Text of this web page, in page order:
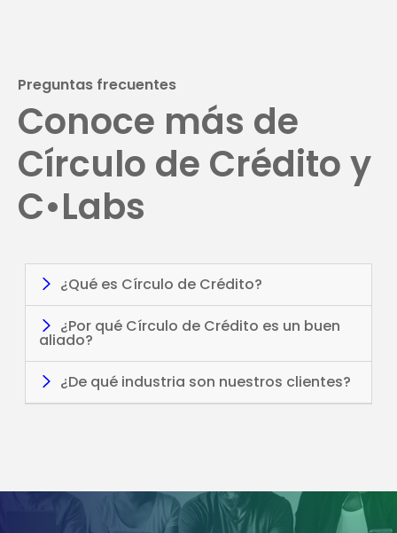
Preguntas frecuentes​
Conoce más de
Círculo de Crédito y
C•Labs​
¿Qué es Círculo de Crédito?
¿Por qué Círculo de Crédito es un buen
aliado?
¿De qué industria son nuestros clientes?